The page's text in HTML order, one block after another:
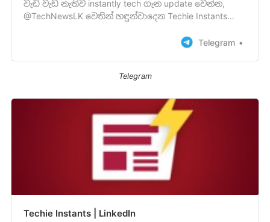
වැඩි වැඩ නැතිව instantly tech ගැන update වෙන්න,
@TechNewsLK වෙතින් හඳුන්වාදෙන Techie Instants
Telegram
Telegram
Techie Instants | LinkedIn